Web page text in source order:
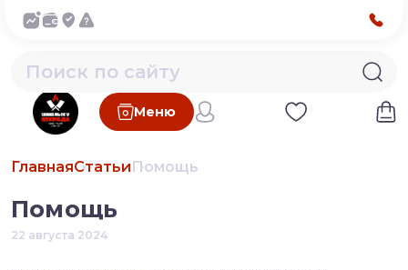
Меню
ГлавнаяСтатьиПомощь
Помощь
22 августа 2024